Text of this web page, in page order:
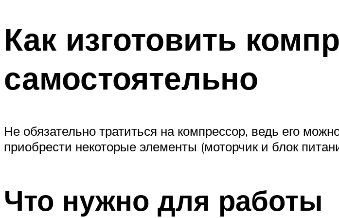
Как изготовить
самостоятельно
Не обязательно тратиться на компрессор, ведь его
приобрести некоторые элементы (моторчик и блок
Что нужно для работы